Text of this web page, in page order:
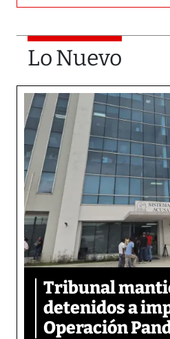
Lo Nuevo
Tribunal
detenidos a
Operación